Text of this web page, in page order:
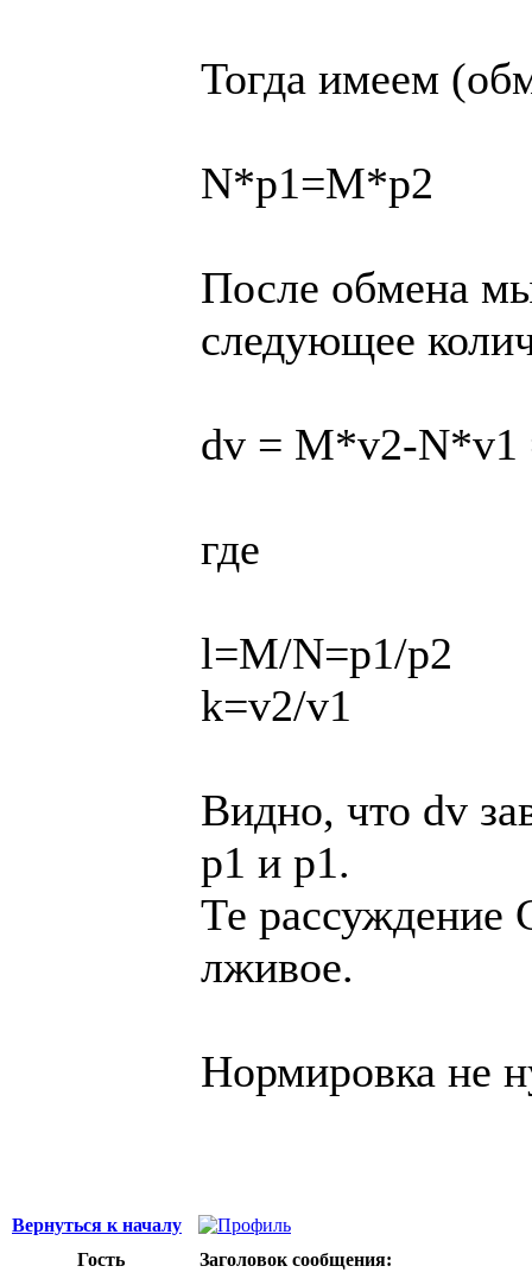
Тогда имеем
N*p1=M*p2
После обмена
следующее
dv = M*v2-
где
l=M/N=p1/p2
k=v2/v1
Видно, что dv
p1 и p1.
Те рассуждение
лживое.
Нормировка не
Вернуться к началу
Гость
Заголовок сообщения: